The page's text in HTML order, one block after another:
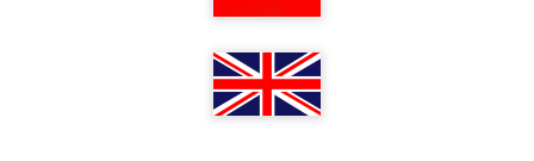
Follow on Instagram